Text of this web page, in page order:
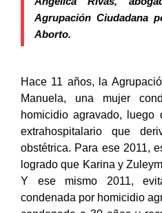
Angélica Rivas,
Agrupación Ciudadana
Hace 11 años, la
Manuela, una mujer
homicidio agravado, luego
extrahospitalario que
obstétrica. Para ese 2011,
logrado que Karina y
Y ese mismo 2011,
condenada por homicidio